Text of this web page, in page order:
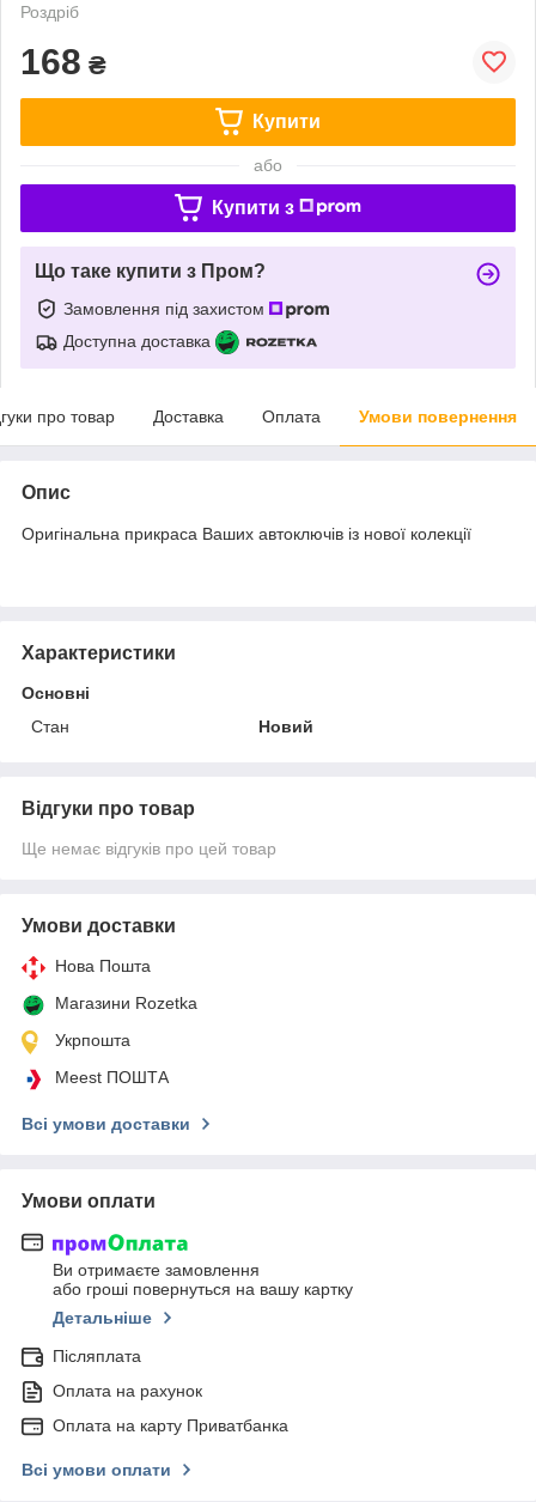
Роздріб
168 ₴
Купити
або
Купити з
Що таке купити з Пром?
Замовлення під захистом
Доступна доставка
про товар Доставка Оплата Умови повернення
Опис
Оригінальна прикраса Ваших автоключів із нової колекції
Характеристики
Основні
Стан
Новий
Відгуки про товар
Ще немає відгуків про цей товар
Умови доставки
Нова Пошта
Магазини Rozetka
Укрпошта
Meest ПОШТА
Всі умови доставки
Умови оплати
Ви отримаєте замовлення
або гроші повернуться на вашу картку
Детальніше
Післяплата
Оплата на рахунок
Оплата на карту Приватбанка
Всі умови оплати